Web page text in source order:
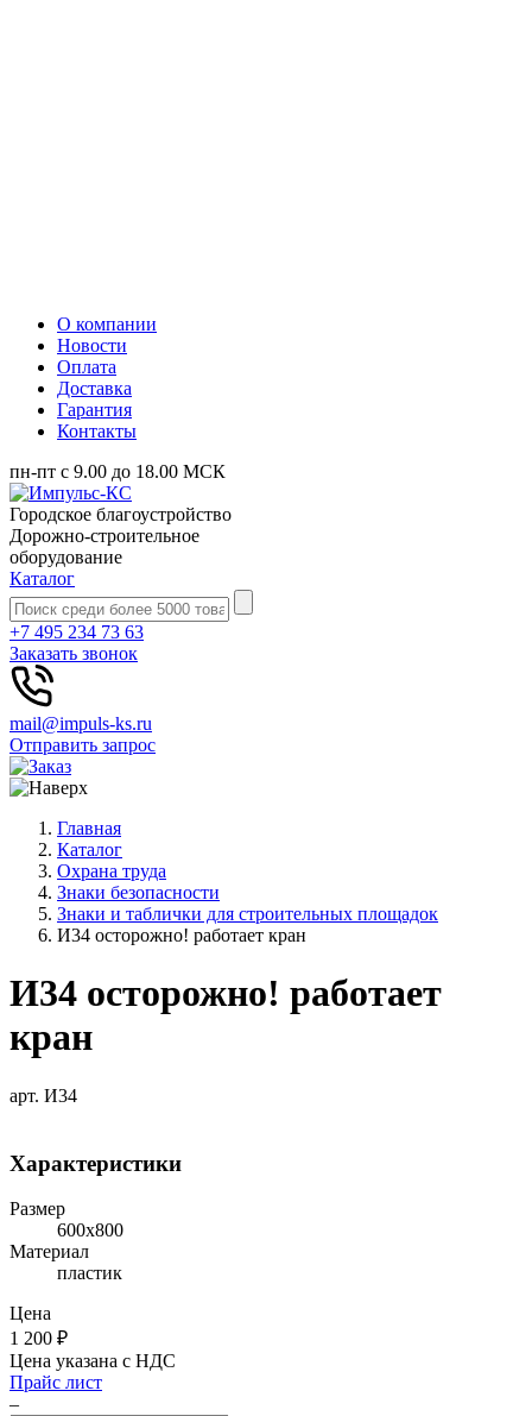
О компании
Новости
Оплата
Доставка
Гарантия
Контакты
пн-пт с 9.00 до 18.00 МСК
Городское благоустройство
Дорожно-строительное
оборудование
Каталог
+7 495 234 73 63
Заказать звонок
mail@impuls-ks.ru
Отправить запрос
Главная
Каталог
Охрана труда
Знаки безопасности
Знаки и таблички для строительных площадок
И34 осторожно! работает кран
И34 осторожно! работает
кран
арт. И34
Характеристики
Размер
600х800
Материал
пластик
Цена
1 200 ₽
Цена указана с НДС
Прайс лист
–